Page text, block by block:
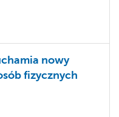
nowy
fizycznych